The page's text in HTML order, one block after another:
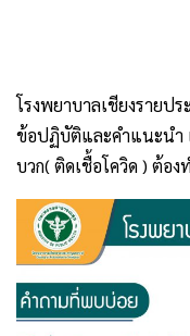
โรงพยาบาลเชียงรายป
ข้อปฏิบัติและคำแนะนำ
บวก( ติดเชื้อโควิด ) ต้อง